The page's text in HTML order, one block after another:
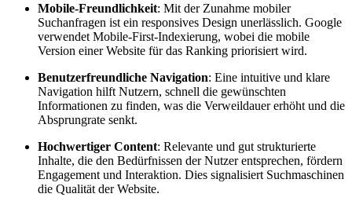
Mobile-Freundlichkeit: Mit der Zunahme mobiler
Suchanfragen ist ein responsives Design unerlässlich. Google
verwendet Mobile-First-Indexierung, wobei die mobile
Version einer Website für das Ranking priorisiert wird.
Benutzerfreundliche Navigation: Eine intuitive und klare
Navigation hilft Nutzern, schnell die gewünschten
Informationen zu finden, was die Verweildauer erhöht und die
Absprungrate senkt.
Hochwertiger Content: Relevante und gut strukturierte
Inhalte, die den Bedürfnissen der Nutzer entsprechen, fördern
Engagement und Interaktion. Dies signalisiert Suchmaschinen
die Qualität der Website.